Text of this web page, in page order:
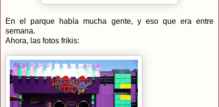
En el parque había mucha gente, y eso que era entre
semana.
Ahora, las fotos frikis: